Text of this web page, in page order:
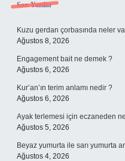
Sidebar
Son Yazılar
Kuzu gerdan çorbasında neler
Ağustos 8, 2026
Engagement bait ne demek ?
Ağustos 6, 2026
Kur’an’ın terim anlamı nedir ?
Ağustos 6, 2026
Ayak terlemesi için eczaneden ne
Ağustos 5, 2026
Beyaz yumurta ile sarı yumurta
Ağustos 4, 2026